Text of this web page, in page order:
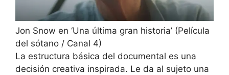
Jon Snow en ‘Una última gran historia’ (Película
del sótano / Canal 4)
La estructura básica del documental es una
decisión creativa inspirada. Le da al sujeto una